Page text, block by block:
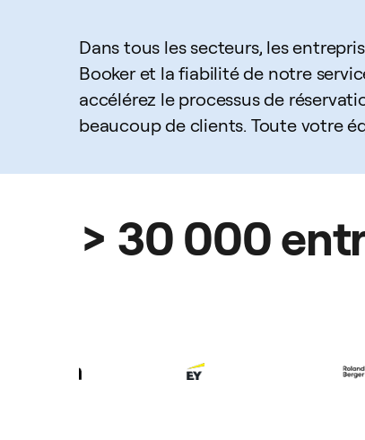
Dans tous les secteurs, les
Booker et la fiabilité de notre
accélérez le processus de
beaucoup de clients. Toute votre
> 30 000